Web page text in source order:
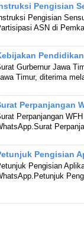
Pengisian
Pengisian
ASN di
Gurbernur Jawa
Timur, diterima
Perpanjangan
Perpanjangan
Pengisian
Pengisian